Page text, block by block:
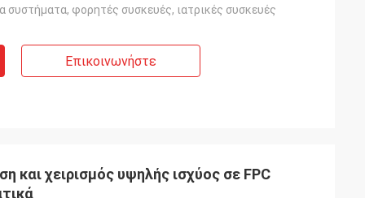
συστήματα, φορητές συσκευές, ιατρικές συσκευές
Επικοινωνήστε
και χειρισμός υψηλής ισχύος σε FPC